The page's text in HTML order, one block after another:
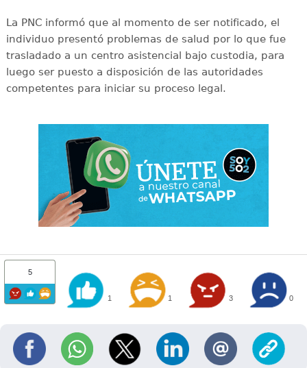
La PNC informó que al momento de ser notificado, el
individuo presentó problemas de salud por lo que fue
trasladado a un centro asistencial bajo custodia, para
luego ser puesto a disposición de las autoridades
competentes para iniciar su proceso legal.
5
1 1 3 0